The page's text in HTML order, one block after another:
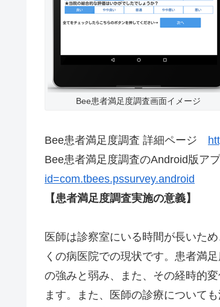
Bee患者満足度調査画面イメージ
Bee患者満足度調査 詳細ページ
Bee患者満足度調査のAndroid版ア
id=com.tbees.pssurvey.android
【患者満足度調査実施の意義】
医師は診察室にいる時間が長いた
くの病医院での現状です。患者満
の強みと弱み、また、その経時的
ます。また、医師の診療について